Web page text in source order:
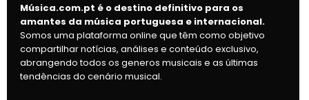
Música.com.pt é o destino definitivo para os
amantes da música portuguesa e internacional.
Somos uma plataforma online que têm como objetivo
compartilhar notícias, análises e conteúdo exclusivo,
abrangendo todos os generos musicais e as últimas
tendências do cenário musical.